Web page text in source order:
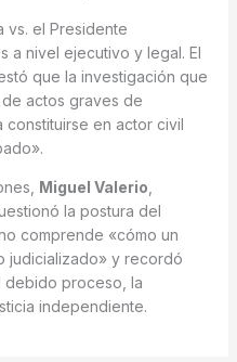
vs. el Presidente
a nivel ejecutivo y legal. El
que la investigación que
actos graves de
en actor civil
Miguel Valerio
la postura del
comprende «cómo un
judicializado» y recordó
debido proceso, la
independiente.